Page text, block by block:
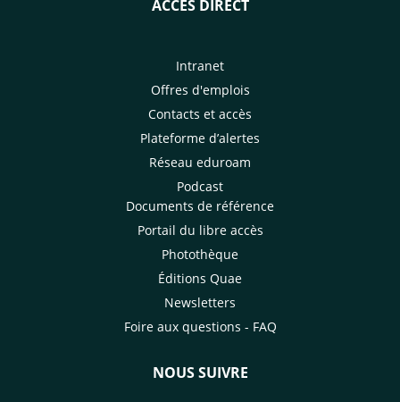
ACCÈS DIRECT
Intranet
Offres d'emplois
Contacts et accès
Plateforme d’alertes
Réseau eduroam
Podcast
Documents de référence
Portail du libre accès
Photothèque
Éditions Quae
Newsletters
Foire aux questions - FAQ
NOUS SUIVRE